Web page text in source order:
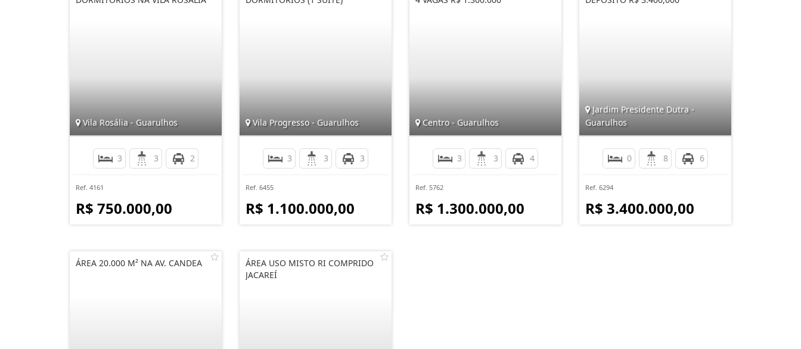
Vila Rosália - Guarulhos
3 3 2
Ref. 4161
R$ 750.000,00
Vila Progresso - Guarulhos
3 3 3
Ref. 6455
R$ 1.100.000,00
Centro - Guarulhos
3 3 4
Ref. 5762
R$ 1.300.000,00
Jardim Presidente Dutra -
Guarulhos
0 8 6
Ref. 6294
R$ 3.400.000,00
ÁREA 20.000 M² NA AV. CANDEA
ÁREA USO MISTO RI COMPRIDO
JACAREÍ